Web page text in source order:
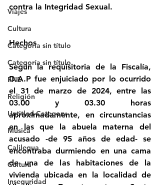
Viajes
Cultura
Categoría sin título
Categoría sin título
FNE
Religión
Untitled Category
Música
Calilegua
Cultura
Inseguridad
contra la Integridad Sexual.
Hechos
Según la requisitoria de la Fiscalía,
D.A.P fue enjuiciado por lo ocurrido
el 31 de marzo de 2024, entre las
03.00 y 03.30 horas
aproximadamente, en circunstancias
en las que la abuela materna del
acusado -de 95 años de edad- se
encontraba durmiendo en una cama
de una de las habitaciones de la
vivienda ubicada en la localidad de